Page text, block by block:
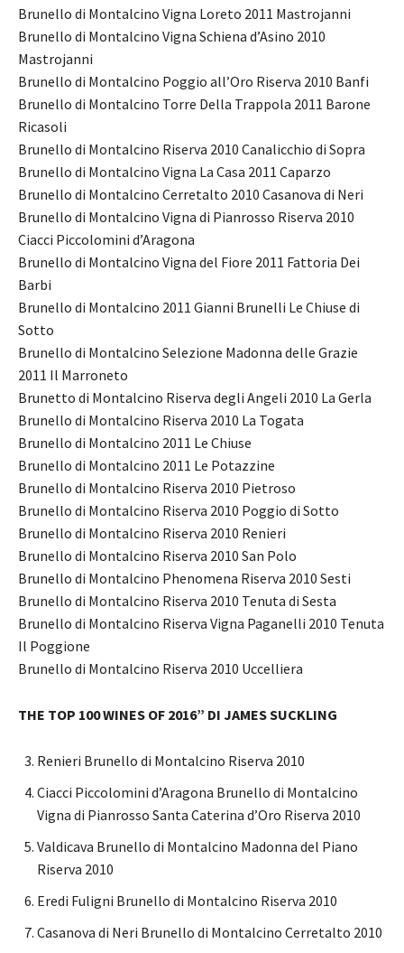
Brunello di Montalcino Vigna Loreto 2011 Mastrojanni
Brunello di Montalcino Vigna Schiena d’Asino 2010
Mastrojanni
Brunello di Montalcino Poggio all’Oro Riserva 2010 Banfi
Brunello di Montalcino Torre Della Trappola 2011 Barone
Ricasoli
Brunello di Montalcino Riserva 2010 Canalicchio di Sopra
Brunello di Montalcino Vigna La Casa 2011 Caparzo
Brunello di Montalcino Cerretalto 2010 Casanova di Neri
Brunello di Montalcino Vigna di Pianrosso Riserva 2010
Ciacci Piccolomini d’Aragona
Brunello di Montalcino Vigna del Fiore 2011 Fattoria Dei
Barbi
Brunello di Montalcino 2011 Gianni Brunelli Le Chiuse di
Sotto
Brunello di Montalcino Selezione Madonna delle Grazie
2011 Il Marroneto
Brunetto di Montalcino Riserva degli Angeli 2010 La Gerla
Brunello di Montalcino Riserva 2010 La Togata
Brunello di Montalcino 2011 Le Chiuse
Brunello di Montalcino 2011 Le Potazzine
Brunello di Montalcino Riserva 2010 Pietroso
Brunello di Montalcino Riserva 2010 Poggio di Sotto
Brunello di Montalcino Riserva 2010 Renieri
Brunello di Montalcino Riserva 2010 San Polo
Brunello di Montalcino Phenomena Riserva 2010 Sesti
Brunello di Montalcino Riserva 2010 Tenuta di Sesta
Brunello di Montalcino Riserva Vigna Paganelli 2010 Tenuta
Il Poggione
Brunello di Montalcino Riserva 2010 Uccelliera
THE TOP 100 WINES OF 2016” DI JAMES SUCKLING
Renieri Brunello di Montalcino Riserva 2010
Ciacci Piccolomini d’Aragona Brunello di Montalcino
Vigna di Pianrosso Santa Caterina d’Oro Riserva 2010
Valdicava Brunello di Montalcino Madonna del Piano
Riserva 2010
Eredi Fuligni Brunello di Montalcino Riserva 2010
Casanova di Neri Brunello di Montalcino Cerretalto 2010